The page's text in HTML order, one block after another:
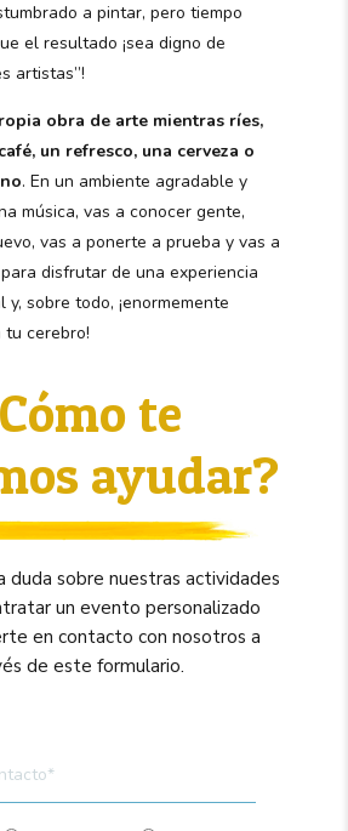
a pintar, pero tiempo
el resultado ¡sea digno de
artistas”!
obra de arte mientras ríes,
un refresco, una cerveza o
. En un ambiente agradable y
música, vas a conocer gente,
vas a ponerte a prueba y vas a
disfrutar de una experiencia
sobre todo, ¡enormemente
cerebro!
te
ayudar?
duda sobre nuestras actividades
un evento personalizado
en contacto con nosotros a
de este formulario.